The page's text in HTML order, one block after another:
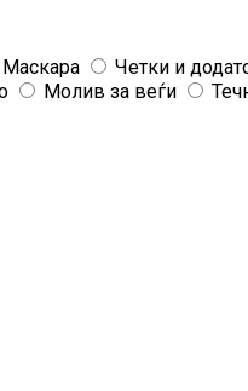
Маскара Четки и
Молив за веѓи